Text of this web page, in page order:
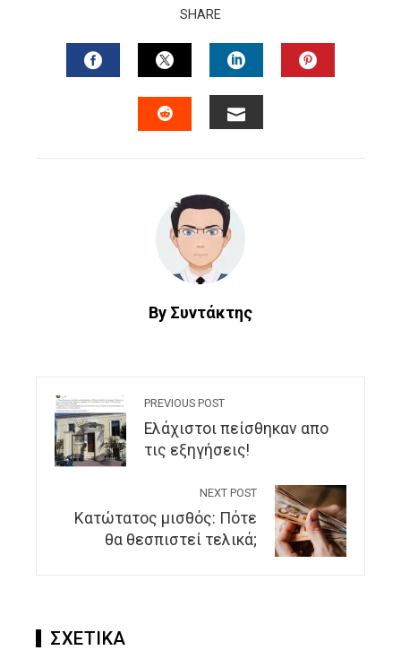
SHARE
FACEBOOKTWITTERLINKEDIN
By Συντάκτης
PREVIOUS POST
Ελάχιστοι πείσθηκαν απο
τις εξηγήσεις!
NEXT POST
Κατώτατος μισθός: Πότε
θα θεσπιστεί τελικά;
ΣΧΕΤΙΚΑ